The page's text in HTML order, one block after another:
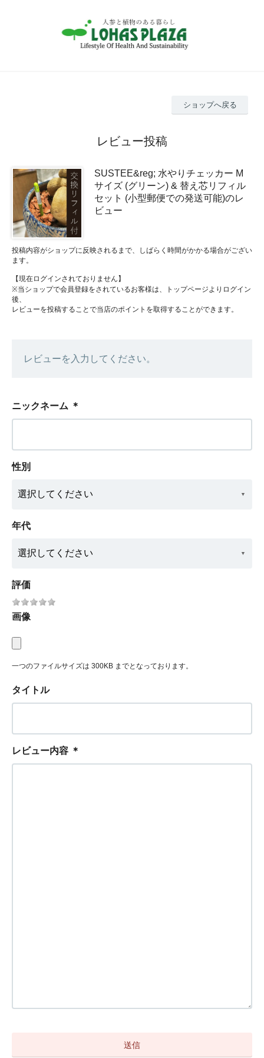
ショップへ戻る
レビュー投稿
SUSTEE&reg; 水やりチェッカー M
サイズ (グリーン) & 替え芯リフィル
セット (小型郵便での発送可能)のレ
ビュー
投稿内容がショップに反映されるまで、しばらく時間がかかる場合がござい
ます。
【現在ログインされておりません】
※当ショップで会員登録をされているお客様は、トップページよりログイン
後、
レビューを投稿することで当店のポイントを取得することができます。
レビューを入力してください。
ニックネーム ＊
性別
年代
評価
画像
一つのファイルサイズは 300KB までとなっております。
タイトル
レビュー内容 ＊